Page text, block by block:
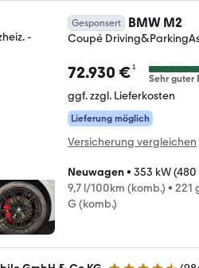
Gesponsert BMW M2
Coupé
72.930 €¹
Sehr guter
ggf. zzgl. Lieferkosten
Lieferung möglich
Versicherung vergleichen
Neuwagen• 353 kW (480
9,7 l/100km (komb.) • 221
G (komb.)